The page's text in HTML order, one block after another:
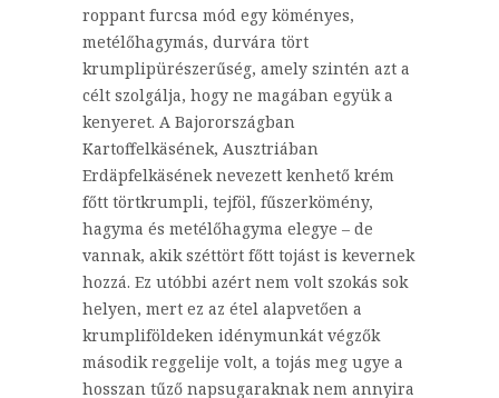
roppant furcsa mód egy köményes,
metélőhagymás, durvára tört
krumplipürészerűség, amely szintén azt a
célt szolgálja, hogy ne magában együk a
kenyeret. A Bajorországban
Kartoffelkäsének, Ausztriában
Erdäpfelkäsének nevezett kenhető krém
főtt törtkrumpli, tejföl, fűszerkömény,
hagyma és metélőhagyma elegye – de
vannak, akik széttört főtt tojást is kevernek
hozzá. Ez utóbbi azért nem volt szokás sok
helyen, mert ez az étel alapvetően a
krumpliföldeken idénymunkát végzők
második reggelije volt, a tojás meg ugye a
hosszan tűző napsugaraknak nem annyira